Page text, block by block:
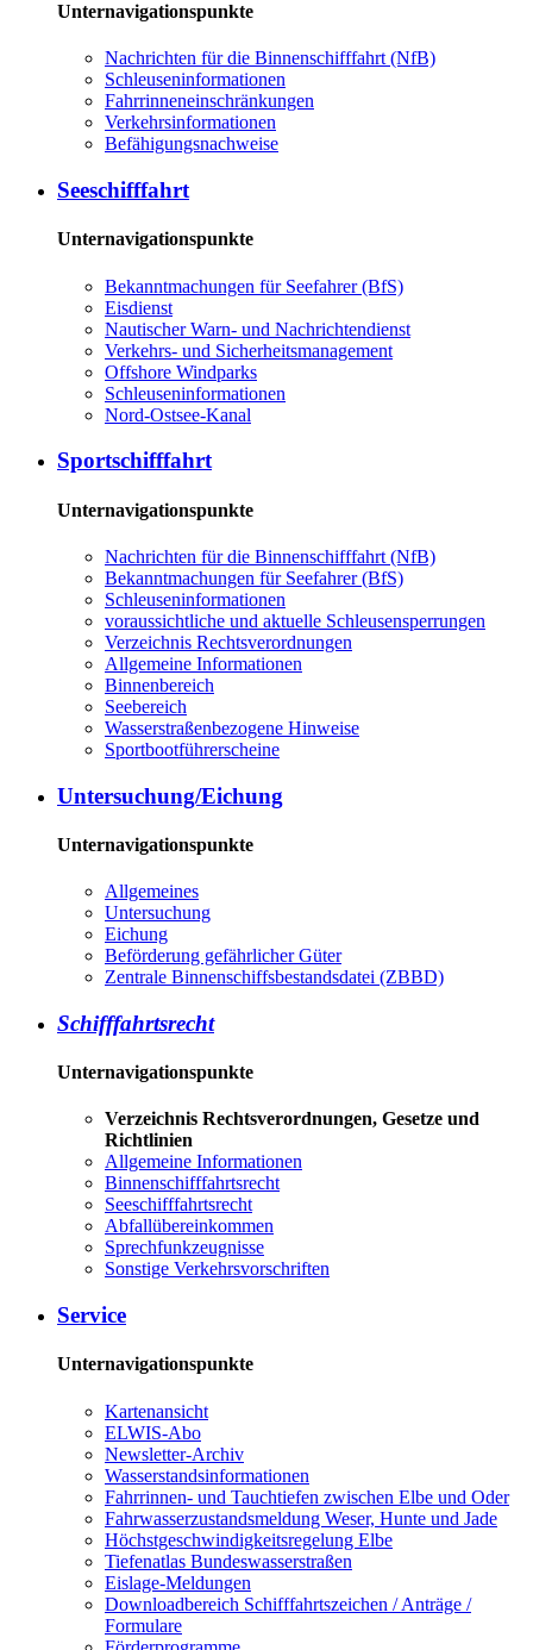
Unternavigationspunkte
Nachrichten für die Binnenschifffahrt (NfB)
Schleuseninformationen
Fahrrinneneinschränkungen
Verkehrsinformationen
Befähigungsnachweise
Seeschifffahrt
Unternavigationspunkte
Bekanntmachungen für Seefahrer (BfS)
Eisdienst
Nautischer Warn- und Nachrichtendienst
Verkehrs- und Sicherheitsmanagement
Offshore Windparks
Schleuseninformationen
Nord-Ostsee-Kanal
Sportschifffahrt
Unternavigationspunkte
Nachrichten für die Binnenschifffahrt (NfB)
Bekanntmachungen für Seefahrer (BfS)
Schleuseninformationen
voraussichtliche und aktuelle Schleusensperrungen
Verzeichnis Rechtsverordnungen
Allgemeine Informationen
Binnenbereich
Seebereich
Wasserstraßenbezogene Hinweise
Sportbootführerscheine
Untersuchung/Eichung
Unternavigationspunkte
Allgemeines
Untersuchung
Eichung
Beförderung gefährlicher Güter
Zentrale Binnenschiffsbestandsdatei (ZBBD)
Schifffahrtsrecht
Unternavigationspunkte
Verzeichnis Rechtsverordnungen, Gesetze und
Richtlinien
Allgemeine Informationen
Binnenschifffahrtsrecht
Seeschifffahrtsrecht
Abfallübereinkommen
Sprechfunkzeugnisse
Sonstige Verkehrsvorschriften
Service
Unternavigationspunkte
Kartenansicht
ELWIS-Abo
Newsletter-Archiv
Wasserstandsinformationen
Fahrrinnen- und Tauchtiefen zwischen Elbe und Oder
Fahrwasserzustandsmeldung Weser, Hunte und Jade
Höchstgeschwindigkeitsregelung Elbe
Tiefenatlas Bundeswasserstraßen
Eislage-Meldungen
Downloadbereich Schifffahrtszeichen / Anträge /
Formulare